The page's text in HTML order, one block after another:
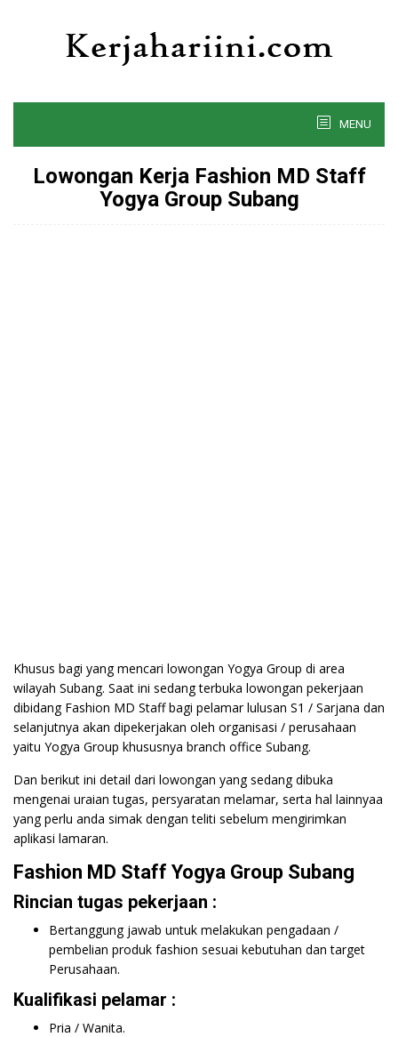
MENU
Lowongan Kerja Fashion MD Staff
Yogya Group Subang
Khusus bagi yang mencari lowongan Yogya Group di area
wilayah Subang. Saat ini sedang terbuka lowongan pekerjaan
dibidang Fashion MD Staff bagi pelamar lulusan S1 / Sarjana dan
selanjutnya akan dipekerjakan oleh organisasi / perusahaan
yaitu Yogya Group khususnya branch office Subang.
Dan berikut ini detail dari lowongan yang sedang dibuka
mengenai uraian tugas, persyaratan melamar, serta hal lainnyaa
yang perlu anda simak dengan teliti sebelum mengirimkan
aplikasi lamaran.
Fashion MD Staff Yogya Group Subang
Rincian tugas pekerjaan :
Bertanggung jawab untuk melakukan pengadaan /
pembelian produk fashion sesuai kebutuhan dan target
Perusahaan.
Kualifikasi pelamar :
Pria / Wanita.